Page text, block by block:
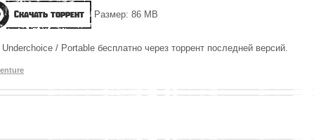
Скачать торрент Размер: 86 MB
/ Portable бесплатно через торрент последней версий.